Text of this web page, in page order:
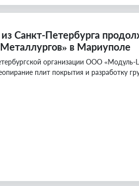
Санкт-Петербурга
в Мариуполе
организации ООО «Модуль-
плит покрытия и разработку